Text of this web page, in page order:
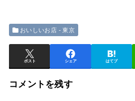
おいしいお店 - 東京
ポスト シェア はてブ
コメントを残す